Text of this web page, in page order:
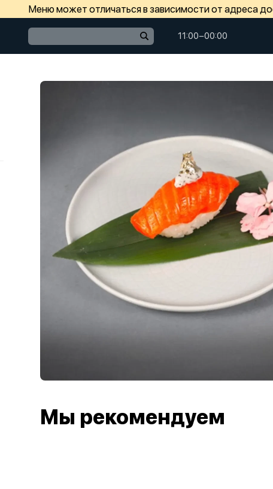
Меню может отличаться в зависимости от адреса
11:00−00:00
Мы рекомендуем